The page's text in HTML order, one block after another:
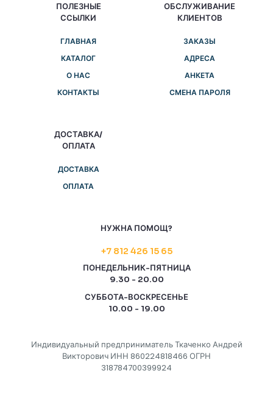
ПОЛЕЗНЫЕ
ССЫЛКИ
ГЛАВНАЯ
КАТАЛОГ
О НАС
КОНТАКТЫ
ДОСТАВКА/
ОПЛАТА
ДОСТАВКА
ОПЛАТА
ОБСЛУЖИВАНИЕ
КЛИЕНТОВ
ЗАКАЗЫ
АДРЕСА
АНКЕТА
СМЕНА ПАРОЛЯ
НУЖНА ПОМОЩ?
+7 812 426 15 65
ПОНЕДЕЛЬНИК-ПЯТНИЦА
9.30 - 20.00
СУББОТА-ВОСКРЕСЕНЬЕ
10.00 - 19.00
Индивидуальный предприниматель Ткаченко Андрей
Викторович ИНН 860224818466 ОГРН
318784700399924